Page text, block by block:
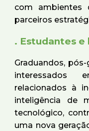
com ambientes
parceiros
. Estudantes e
Graduandos,
relacionados à
inteligência de
tecnológico,
uma nova